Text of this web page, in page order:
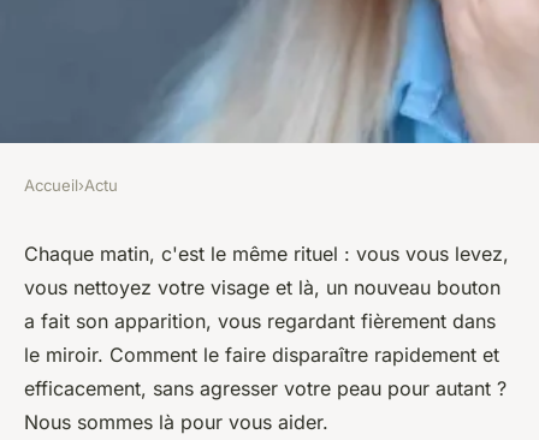
Eliminer les boutons sur le
visage : conseils pour résultat
parfait
léonne•23 décembre 2023•2 min de lecture
Accueil›Actu
Chaque matin, c'est le même rituel : vous vous levez,
vous nettoyez votre visage et là, un nouveau bouton
a fait son apparition, vous regardant fièrement dans
le miroir. Comment le faire disparaître rapidement et
efficacement, sans agresser votre peau pour autant ?
Nous sommes là pour vous aider.